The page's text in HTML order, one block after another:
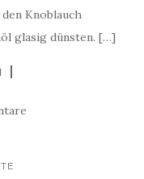
Knoblauch
glasig dünsten. […]